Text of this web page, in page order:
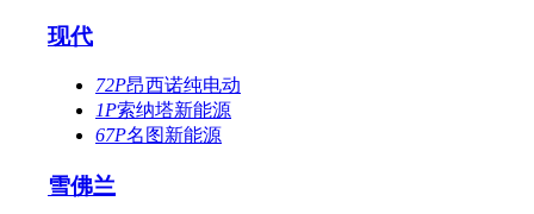
现代
72P昂西诺纯电动
1P索纳塔新能源
67P名图新能源
雪佛兰